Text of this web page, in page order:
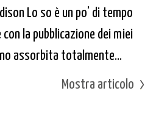
Lo so è un po’ di tempo
la pubblicazione dei miei
assorbita totalmente...
Mostra articolo